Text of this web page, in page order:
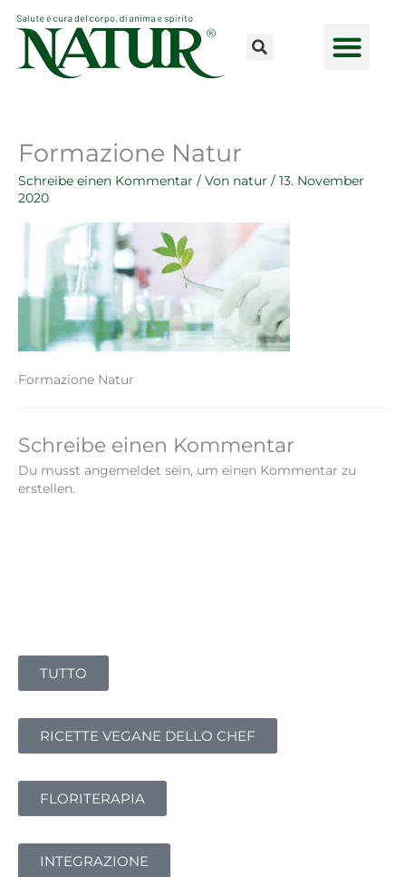
Inhalt
springen
Formazione Natur
Schreibe einen Kommentar / Von natur / 13. November
2020
Formazione Natur
Schreibe einen Kommentar
Du musst angemeldet sein, um einen Kommentar zu
erstellen.
TUTTO
RICETTE VEGANE DELLO CHEF
FLORITERAPIA
INTEGRAZIONE